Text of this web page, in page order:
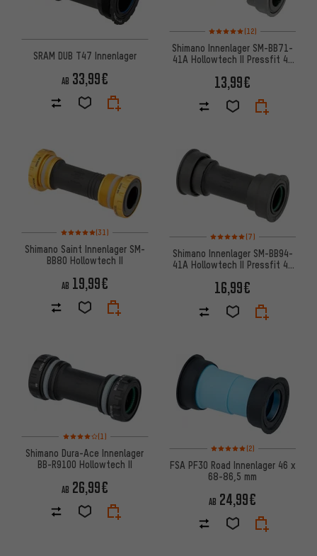
SRAM DUB T47 Innenlager
AB 33,99€
Bewertungen: 5 von 5
(12)
Shimano Innenlager SM-BB71-
41A Hollowtech II Pressfit 41
13,99€
Bewertungen: 5 von 5 basierend auf 31 Bewertungen
(31)
Shimano Saint Innenlager SM-
BB80 Hollowtech II
AB 19,99€
Bewertungen: 5 von 5
(7)
Shimano Innenlager SM-BB94-
41A Hollowtech II Pressfit 41
16,99€
Bewertungen: 4 von 5 basierend auf 1 Bewertungen
(1)
Shimano Dura-Ace Innenlager
BB-R9100 Hollowtech II
AB 26,99€
Bewertungen: 5 von 5
(2)
FSA PF30 Road Innenlager 46 x
68-86,5 mm
AB 24,99€